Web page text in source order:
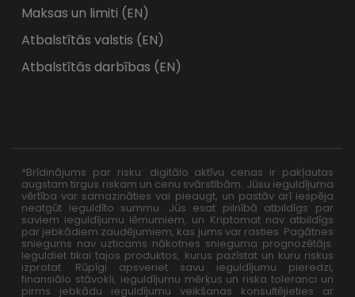
Maksas un limiti (EN)
Atbalstītās valstis (EN)
Atbalstītās darbības (EN)
*Brīdinājums par risku: digitālo aktīvu cenas ir pakļautas
augstam tirgus riskam un cenu svārstībām. Jūsu ieguldījuma
vērtība var samazināties vai pieaugt, un pastāv arī iespēja
neatgūt ieguldīto summu. Jūs esat pilnībā atbildīgs par
saviem ieguldījumu lēmumiem, un Kriptomat nav atbildīgs
par jebkādiem zaudējumiem, kas jums var rasties. Pagātnes
sniegums nav uzticams nākotnes snieguma prognozētājs.
Ieguldiet tikai tajos produktos, kurus pazīstat un kuru riskus
izprotat. Rūpīgi apsveriet savu ieguldījumu pieredzi,
finansiālo stāvokli, ieguldījumu mērķus un riska toleranci un
pirms jebkādu ieguldījumu veikšanas konsultējieties ar